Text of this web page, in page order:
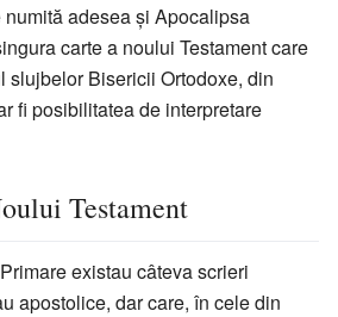
adesea şi Apocalipsa
carte a noului Testament care
slujbelor Bisericii Ortodoxe, din
fi posibilitatea de interpretare
Testament
existau câteva scrieri
apostolice, dar care, în cele din